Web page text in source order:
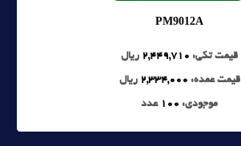
PM9012A
قیمت تکی: 2,449,710 ریال
قیمت عمده: 2,334,000 ریال
موجودی: 100 عدد